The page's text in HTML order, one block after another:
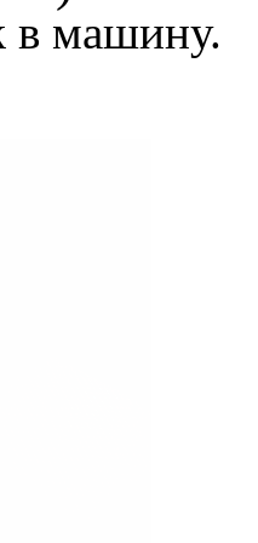
в машину.